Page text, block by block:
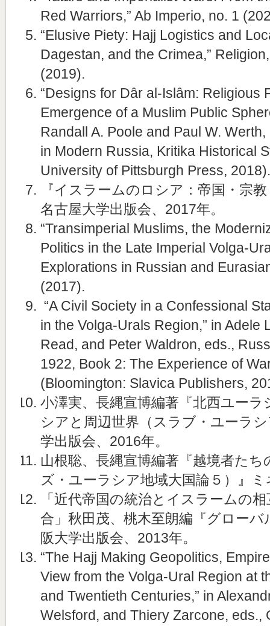
Red Warriors,” Ab Imperio, no. 1
“Elusive Piety: Hajj Logistics and
Dagestan, and the Crimea,”
(2019).
“Designs for Dâr al-Islâm: Religious
Emergence of a Muslim Public
Randall A. Poole and Paul W.
in Modern Russia, Kritika Historical
University of Pittsburgh Press, 2018).
『イスラームのロシア：帝国・宗
名古屋大学出版会、2017年。
“Transimperial Muslims, the
Politics in the Late Imperial Volga-
Explorations in Russian and
(2017).
“A Civil Society in a Confessional
in the Volga-Urals Region,” in Adele
Read, and Peter Waldron, eds.,
1922, Book 2: The Experience of
(Bloomington: Slavica Publishers,
小澤実、長縄宣博編著『北西ユー
シアと周辺世界（スラブ・ユーラ
学出版会、2016年。
山根聡、長縄宣博編著『越境者た
ズ・ユーラシア地域大国論５）』
「近代帝国の統治とイスラームの
合」秋田茂、桃木至朗編『グロー
阪大学出版会、2013年。
“The Hajj Making Geopolitics,
View from the Volga-Ural Region at
and Twentieth Centuries,” in
Welsford, and Thiery Zarcone, eds.,